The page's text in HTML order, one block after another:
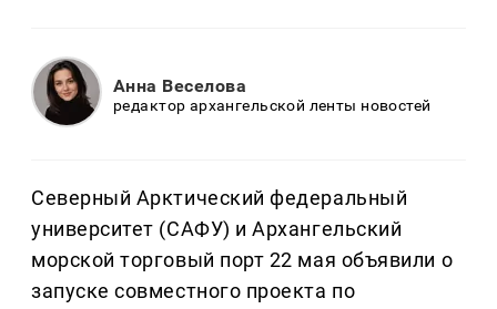
Анна Веселова
редактор архангельской ленты новостей
Северный Арктический федеральный
университет (САФУ) и Архангельский
морской торговый порт 22 мая объявили о
запуске совместного проекта по